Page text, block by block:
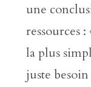
une
ressources
la plus
juste